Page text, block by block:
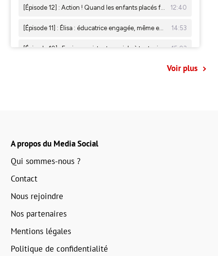
Voir plus
A propos du Media Social
Qui sommes-nous ?
Contact
Nous rejoindre
Nos partenaires
Mentions légales
Politique de confidentialité